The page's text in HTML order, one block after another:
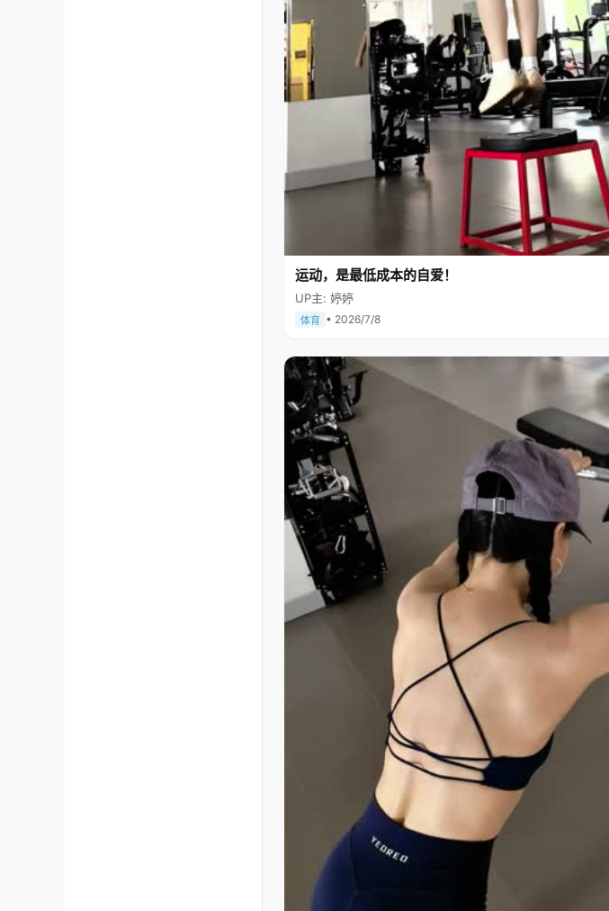
运动，是最低成本的自爱！
UP主: 婷婷
体育 • 2026/7/8